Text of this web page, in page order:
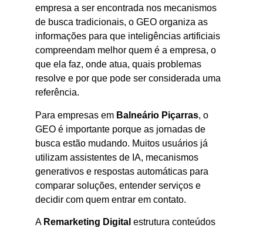
empresa a ser encontrada nos mecanismos
de busca tradicionais, o GEO organiza as
informações para que inteligências artificiais
compreendam melhor quem é a empresa, o
que ela faz, onde atua, quais problemas
resolve e por que pode ser considerada uma
referência.
Para empresas em Balneário Piçarras, o
GEO é importante porque as jornadas de
busca estão mudando. Muitos usuários já
utilizam assistentes de IA, mecanismos
generativos e respostas automáticas para
comparar soluções, entender serviços e
decidir com quem entrar em contato.
A Remarketing Digital estrutura conteúdos